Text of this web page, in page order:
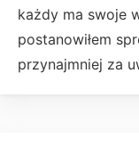
każdy ma swoje
postanowiłem
przynajmniej za